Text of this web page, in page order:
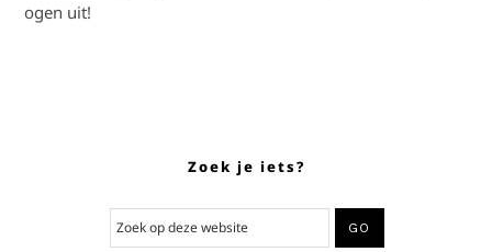
ogen uit!
Zoek je iets?